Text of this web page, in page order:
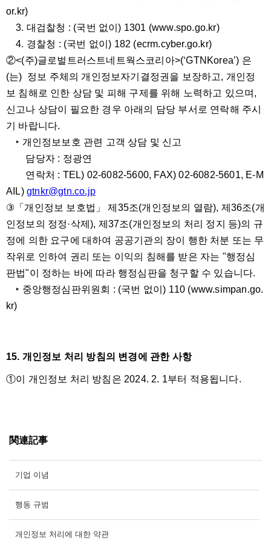
or.kr)
3. 대검찰청 : (국번 없이) 1301 (www.spo.go.kr)
4. 경찰청 : (국번 없이) 182 (ecrm.cyber.go.kr)
②<(주)글로벌트러스트네트웍스코리아>(‘GTNKorea’) 은
(는) 정보 주체의 개인정보자기결정권을 보장하고, 개인정
보 침해로 인한 상담 및 피해 구제를 위해 노력하고 있으며,
신고나 상담이 필요한 경우 아래의 담당 부서로 연락해 주시
기 바랍니다.
‣ 개인정보보호 관련 고객 상담 및 신고
담당자 : 정광연
연락처 : TEL) 02-6082-5600, FAX) 02-6082-5601, E-M
AIL) gtnkr@gtn.co.jp
③「개인정보 보호법」 제35조(개인정보의 열람), 제36조(개
인정보의 정정·삭제), 제37조(개인정보의 처리 정지 등)의 규
정에 의한 요구에 대하여 공공기관의 장이 행한 처분 또는 무
작위로 인하여 권리 또는 이익의 침해를 받은 자는 "행정심
판법"이 정하는 바에 따라 행정심판을 청구할 수 있습니다.
‣ 중앙행정심판위원회 : (국번 없이) 110 (www.simpan.go.
kr)
15. 개인정보 처리 방침의 변경에 관한 사항
①이 개인정보 처리 방침은 2024. 2. 1부터 적용됩니다.
関連記事
기업 이념
행동 규범
개인정보 처리에 대한 약관